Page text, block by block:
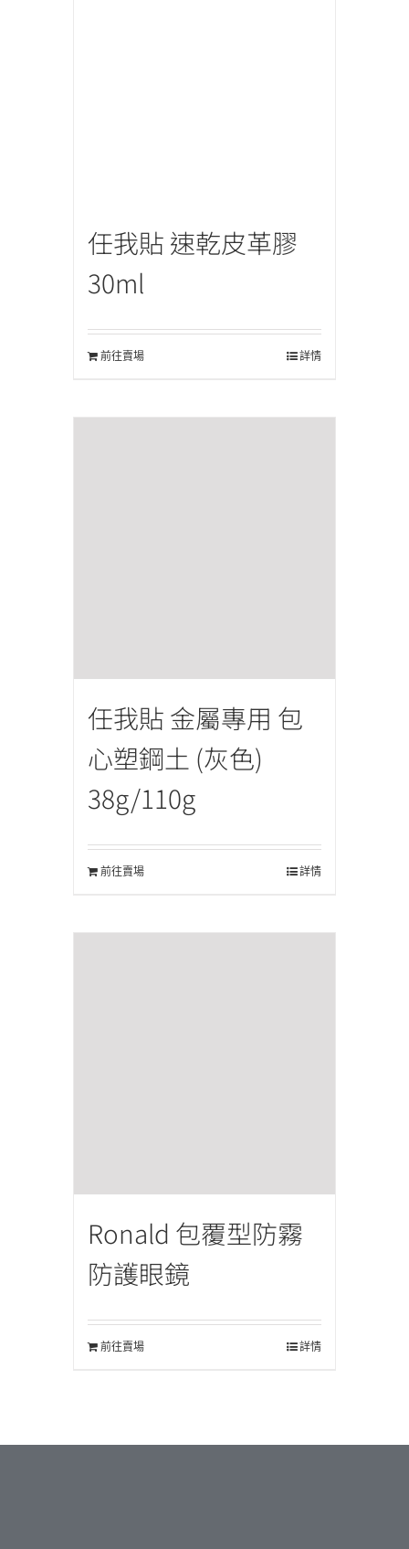
任我貼 速乾皮革膠
30ml
前往賣場 詳情
任我貼 金屬專用 包
心塑鋼土 (灰色)
38g/110g
前往賣場 詳情
Ronald 包覆型防霧
防護眼鏡
前往賣場 詳情